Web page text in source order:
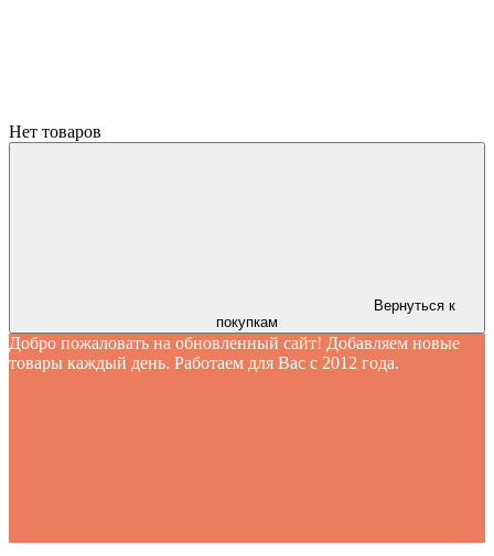
Нет товаров
Вернуться к
покупкам
Добро пожаловать на обновленный сайт! Добавляем новые
товары каждый день. Работаем для Вас с 2012 года.